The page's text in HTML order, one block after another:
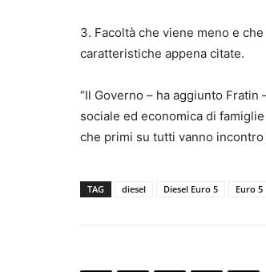
3. Facoltà che viene meno e
caratteristiche appena citate.
“Il Governo – ha aggiunto
sociale ed economica di
che primi su tutti vanno
TAG diesel Diesel Euro 5 Euro 5